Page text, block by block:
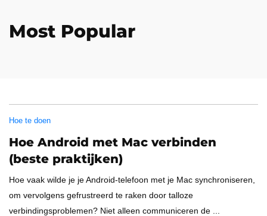
Most Popular
Hoe te doen
Hoe Android met Mac verbinden
(beste praktijken)
Hoe vaak wilde je je Android-telefoon met je Mac synchroniseren,
om vervolgens gefrustreerd te raken door talloze
verbindingsproblemen? Niet alleen communiceren de ...